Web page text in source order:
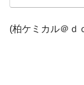
『Money1』
借入金が約8兆。
レイカーも発動
(柏ケミカル＠ｄ